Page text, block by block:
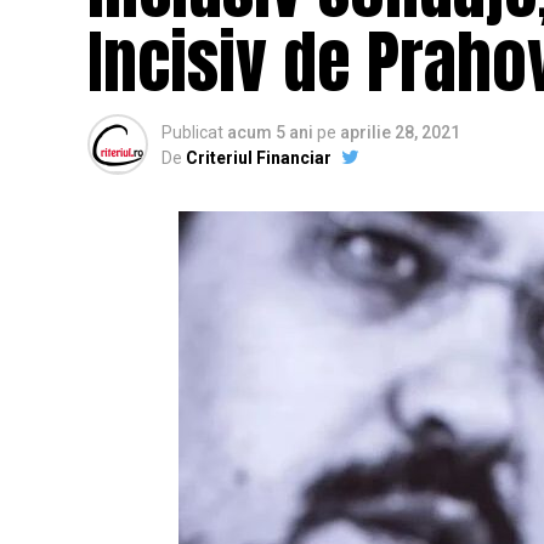
Incisiv de
Publicat acum 5 ani pe aprilie 28, 2021
De Criteriul Financiar